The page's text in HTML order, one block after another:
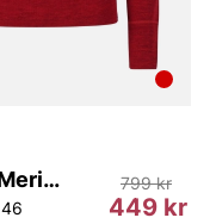
Cerro W Merino Wool Baselayer Top.
46 449 kr
799 kr